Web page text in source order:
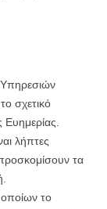
σχετικό
Ευημερίας.
λήπτες
τα
οποίων το